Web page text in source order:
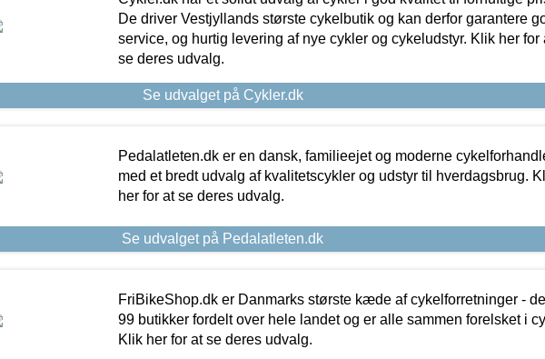
De driver Vestjyllands største cykelbutik og kan derfor garantere
service, og hurtig levering af nye cykler og cykeludstyr. Klik her for
se deres udvalg.
Se udvalget på Cykler.dk
Pedalatleten.dk er en dansk, familieejet og moderne
med et bredt udvalg af kvalitetscykler og udstyr til hverdagsbrug.
her for at se deres udvalg.
Se udvalget på Pedalatleten.dk
FriBikeShop.dk er Danmarks største kæde af cykelforretninger -
99 butikker fordelt over hele landet og er alle sammen forelsket i
Klik her for at se deres udvalg.